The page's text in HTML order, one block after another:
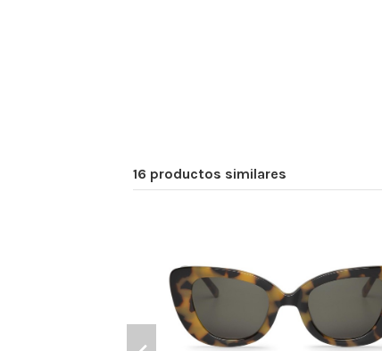
16 productos similares